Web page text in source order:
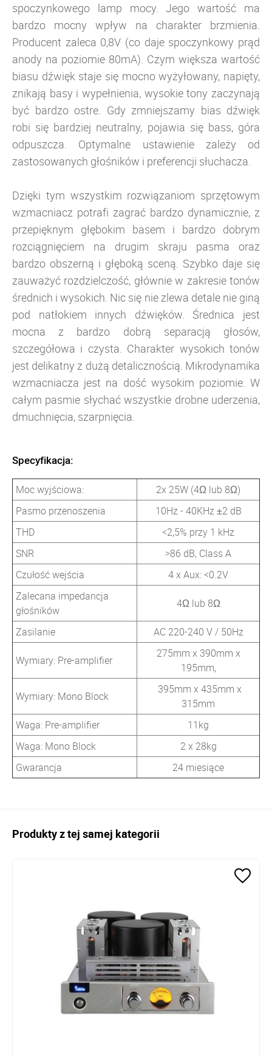
spoczynkowego lamp mocy. Jego wartość ma
bardzo mocny wpływ na charakter brzmienia.
Producent zaleca 0,8V (co daje spoczynkowy prąd
anody na poziomie 80mA). Czym większa wartość
biasu dźwięk staje się mocno wyżyłowany, napięty,
znikają basy i wypełnienia, wysokie tony zaczynają
być bardzo ostre. Gdy zmniejszamy bias dźwięk
robi się bardziej neutralny, pojawia się bass, góra
odpuszcza. Optymalne ustawienie zależy od
zastosowanych głośników i preferencji słuchacza.
Dzięki tym wszystkim rozwiązaniom sprzętowym
wzmacniacz potrafi zagrać bardzo dynamicznie, z
przepięknym głębokim basem i bardzo dobrym
rozciągnięciem na drugim skraju pasma oraz
bardzo obszerną i głęboką sceną. Szybko daje się
zauważyć rozdzielczość, głównie w zakresie tonów
średnich i wysokich. Nic się nie zlewa detale nie giną
pod natłokiem innych dźwięków. Średnica jest
mocna z bardzo dobrą separacją głosów,
szczegółowa i czysta. Charakter wysokich tonów
jest delikatny z dużą detalicznością. Mikrodynamika
wzmacniacza jest na dość wysokim poziomie. W
całym pasmie słychać wszystkie drobne uderzenia,
dmuchnięcia, szarpnięcia.
Specyfikacja:
Moc wyjściowa:
2x 25W (4Ω lub 8Ω)
Pasmo przenoszenia
10Hz - 40KHz ±2 dB
THD
<2,5% przy 1 kHz
SNR
>86 dB, Class A
Czułość wejścia
4 x Aux: <0.2V
Zalecana impedancja
głośników
4Ω lub 8Ω
Zasilanie AC 220-240 V / 50Hz
Wymiary: Pre-amplifier
275mm x 390mm x
195mm,
Wymiary: Mono Block
395mm x 435mm x
315mm
Waga: Pre-amplifier
11kg
Waga: Mono Block
2 x 28kg
Gwarancja
24 miesiące
Produkty z tej samej kategorii